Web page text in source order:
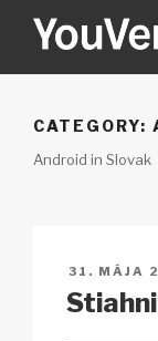
CATEGORY:
Android in Slovak
31. MÁJA